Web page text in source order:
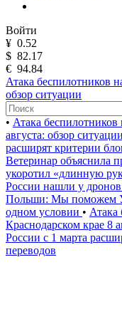
Войти
¥ 0.52
$ 82.17
€ 94.84
Атака беспилотников
обзор ситуации
• Атака
августа: обзор ситуации
расширят критерии
Ветеринар объяснила
укоротил «длинную
России нашли у
Польши: Мы поможем
одном условии • Атака
Краснодарском крае 8
России с 1 марта
переводов